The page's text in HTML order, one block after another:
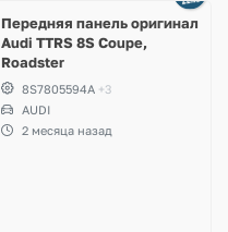
Передняя панель оригинал
Audi TTRS 8S Coupe,
Roadster
8S7805594A +3
AUDI
2 месяца назад